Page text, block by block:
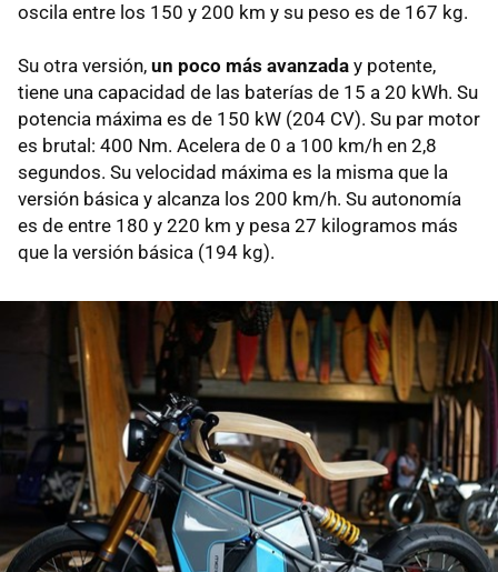
oscila entre los 150 y 200 km y su peso es de 167 kg.
Su otra versión, un poco más avanzada y potente,
tiene una capacidad de las baterías de 15 a 20 kWh. Su
potencia máxima es de 150 kW (204 CV). Su par motor
es brutal: 400 Nm. Acelera de 0 a 100 km/h en 2,8
segundos. Su velocidad máxima es la misma que la
versión básica y alcanza los 200 km/h. Su autonomía
es de entre 180 y 220 km y pesa 27 kilogramos más
que la versión básica (194 kg).